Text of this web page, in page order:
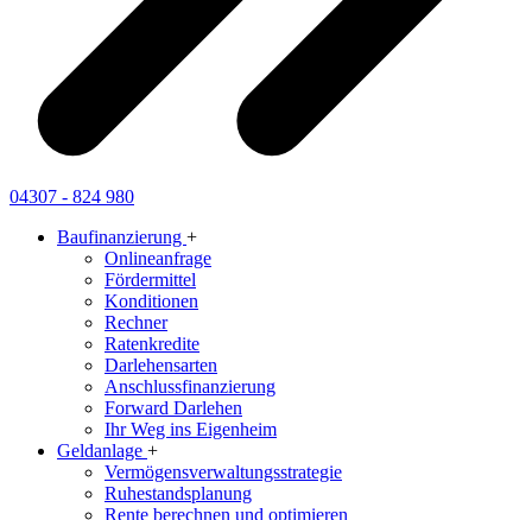
04307 - 824 980
Baufinanzierung +
Onlineanfrage
Fördermittel
Konditionen
Rechner
Ratenkredite
Darlehensarten
Anschlussfinanzierung
Forward Darlehen
Ihr Weg ins Eigenheim
Geldanlage +
Vermögensverwaltungsstrategie
Ruhestandsplanung
Rente berechnen und optimieren